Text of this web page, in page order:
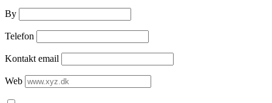
By
Telefon
Kontakt email
Web